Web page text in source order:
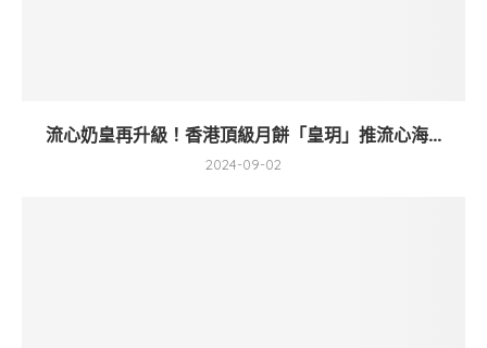
流心奶皇再升級！香港頂級月餅「皇玥」推流心海...
2024-09-02